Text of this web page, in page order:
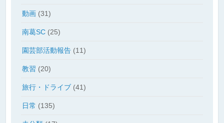
動画 (31)
南葛SC (25)
園芸部活動報告 (11)
教習 (20)
旅行・ドライブ (41)
日常 (135)